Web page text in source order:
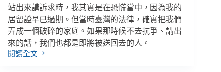
站出來講訴求時，我其實是在恐慌當中，因為我的
居留證早已過期。但當時臺灣的法律，確實把我們
弄成一個破碎的家庭。如果那時候不去抗爭、講出
來的話，我們也都是即將被送回去的人。
閱讀全文
雅